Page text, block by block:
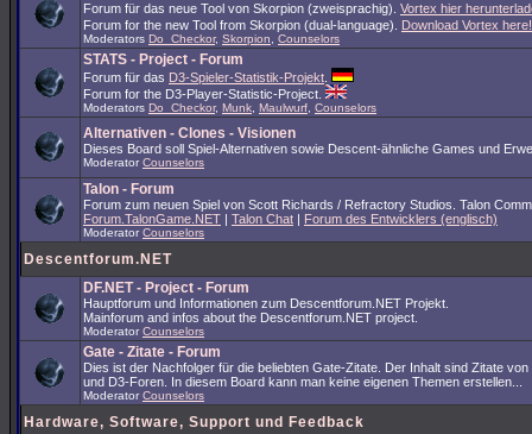
Forum für das neue Tool von Skorpion (zweisprachig). Vortex hier
Forum for the new Tool from Skorpion (dual-language). Download Vortex here!
Moderators Do_Checkor, Skorpion Counselors
STATS - Project - Forum
Forum für das D3-Spieler-Statistik-Projekt
Forum for the D3-Player-Statistic-Project.
Moderators Do_Checkor, Munk Maulwurf Counselors
Alternativen - Clones - Visionen
Dieses Board soll Spiel-Alternativen sowie Descent-ähnliche Games und
Moderator Counselors
Talon - Forum
Forum zum neuen Spiel von Scott Richards / Refractory Studios. Talon
Forum.TalonGame.NET | Talon Chat | Forum des Entwicklers (englisch)
Moderator Counselors
Descentforum.NET
DF.NET - Project - Forum
Hauptforum und Informationen zum Descentforum.NET Projekt.
Mainforum and infos about the Descentforum.NET project.
Moderator Counselors
Gate - Zitate - Forum
Dies ist der Nachfolger für die beliebten Gate-Zitate. Der Inhalt sind Zitate
und D3-Foren. In diesem Board kann man keine eigenen Themen erstellen...
Moderator Counselors
Hardware, Software, Support und Feedback